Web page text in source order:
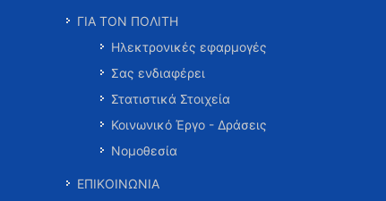
ΓΙΑ ΤΟΝ ΠΟΛΙΤΗ
Ηλεκτρονικές εφαρμογές
Σας ενδιαφέρει
Στατιστικά Στοιχεία
Κοινωνικό Έργο - Δράσεις
Νομοθεσία
ΕΠΙΚΟΙΝΩΝΙΑ